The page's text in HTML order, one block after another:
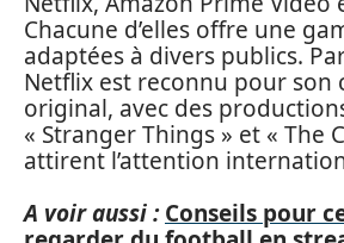
Chacune d’elles offre une
adaptées à divers publics.
Netflix est reconnu pour son
original, avec des
« Stranger Things » et « The
attirent l’attention
A voir aussi : Conseils pour